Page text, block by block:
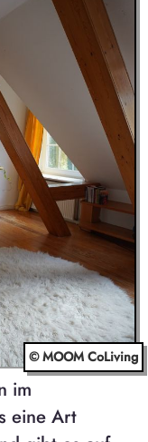
© MOOM CoLiving
im
eine Art